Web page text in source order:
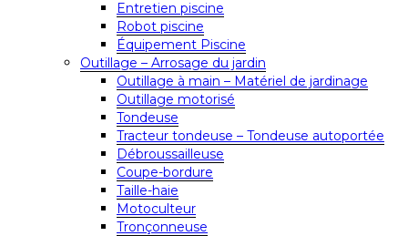
Entretien piscine
Robot piscine
Équipement Piscine
Outillage – Arrosage du jardin
Outillage à main – Matériel de jardinage
Outillage motorisé
Tondeuse
Tracteur tondeuse – Tondeuse autoportée
Débroussailleuse
Coupe-bordure
Taille-haie
Motoculteur
Tronçonneuse